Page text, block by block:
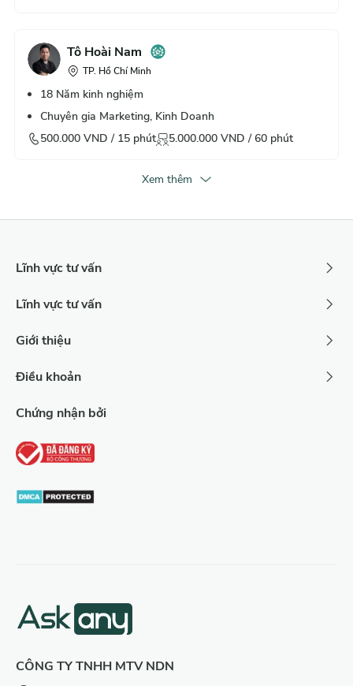
Tô Hoài Nam
TP. Hồ Chí Minh
18 Năm kinh nghiệm
Chuyên gia Marketing, Kinh Doanh
500.000 VND / 15 phút 5.000.000 VND /60 phút
Xem thêm
Lĩnh vực tư vấn
Lĩnh vực tư vấn
Giới thiệu
Điều khoản
Chứng nhận bởi
CÔNG TY TNHH MTV NDN